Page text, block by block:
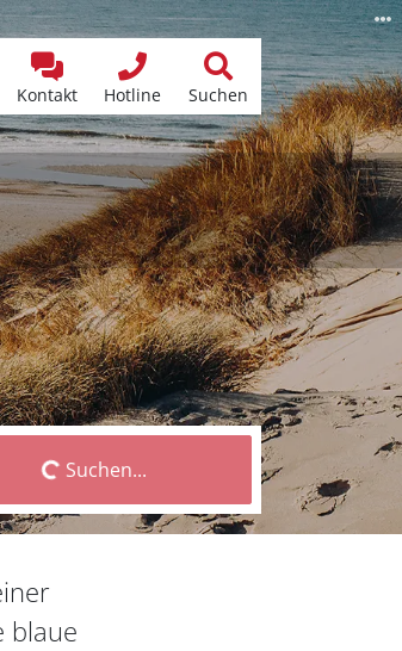
Kontakt Hotline Suchen
Suchen...
blaue